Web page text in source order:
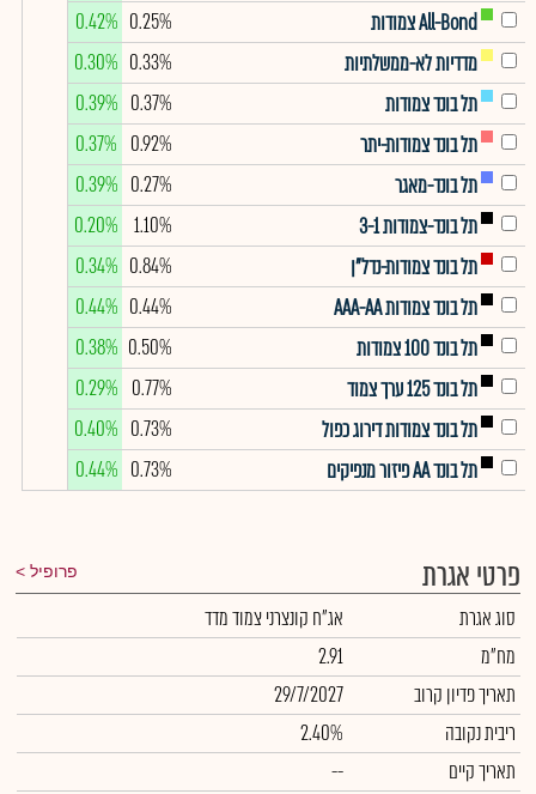
All-Bond צמודות
0.25%
0.42%
מדדיות לא-ממשלתיות
0.33%
0.30%
תל בונד צמודות
0.37%
0.39%
תל בונד צמודות-יתר
0.92%
0.37%
תל בונד-מאגר
0.27%
0.39%
תל בונד-צמודות 3-1
1.10%
0.20%
תל בונד צמודות-נדל"ן
0.84%
0.34%
תל בונד צמודות AAA-AA
0.44%
0.44%
תל בונד 100 צמודות
0.50%
0.38%
תל בונד 125 ערך צמוד
0.77%
0.29%
תל בונד צמודות דירוג כפול
0.73%
0.40%
תל בונד AA פיזור מנפיקים
0.73%
0.44%
פרטי אגרת פרופיל
סוג אגרת
אג"ח קונצרני צמוד מדד
מח"מ
2.91
תאריך פדיון קרוב
29/7/2027
ריבית נקובה
2.40%
תאריך קיים
--